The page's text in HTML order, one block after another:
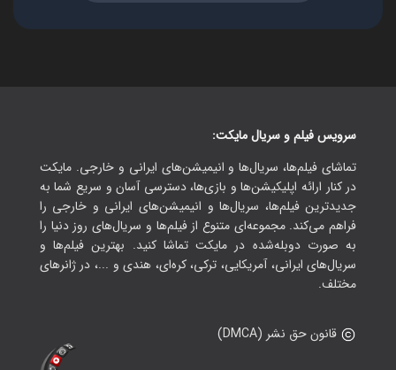
سرویس فیلم و سریال مایکت:
تماشای فیلم‌ها، سریال‌ها و انیمیشن‌های ایرانی و خارجی. مایکت
در کنار ارائه اپلیکیشن‌ها و بازی‌ها، دسترسی آسان و سریع شما به
جدیدترین فیلم‌ها، سریال‌ها و انیمیشن‌های ایرانی و خارجی را
فراهم می‌کند. مجموعه‌ای متنوع از فیلم‌ها و سریال‌های روز دنیا را
به صورت دوبله‌شده در مایکت تماشا کنید. بهترین فیلم‌ها و
سریال‌های ایرانی، آمریکایی، ترکی، کره‌ای، هندی و ...، در ژانرهای
مختلف.
قانون حق نشر (DMCA)